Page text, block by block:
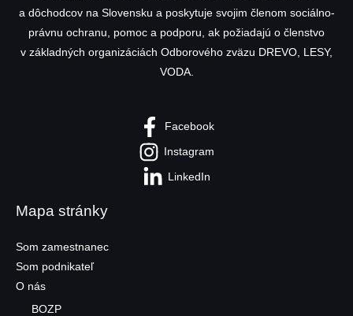
a dôchodcov na Slovensku a poskytuje svojim členom sociálno-
právnu ochranu, pomoc a podporu, ak požiadajú o členstvo
v základných organizáciách Odborového zväzu DREVO, LESY,
VODA.
Facebook
Instagram
LinkedIn
Mapa stránky
Som zamestnanec
Som podnikateľ
O nás
BOZP